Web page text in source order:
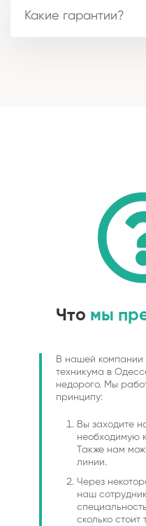
Какие гарантии?
Что мы
В нашей компании
техникума в
недорого. Мы
принципу:
Вы заходите
необходимую
Также нам
линии.
Через
наш
сколько стоит